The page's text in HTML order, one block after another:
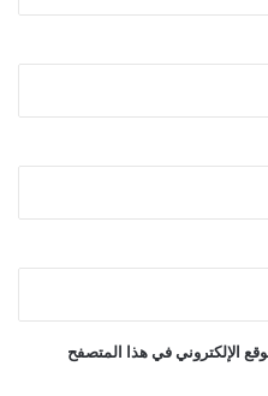
الإلكتروني في هذا المتصفح